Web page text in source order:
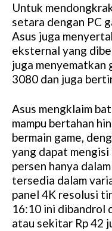
Untuk
setara dengan PC
Asus juga
eksternal yang
juga menyematkan
3080 dan juga
Asus mengklaim
mampu bertahan
bermain game,
yang dapat
persen hanya
tersedia dalam
panel 4K resolusi
16:10 ini dibandrol
atau sekitar Rp 42